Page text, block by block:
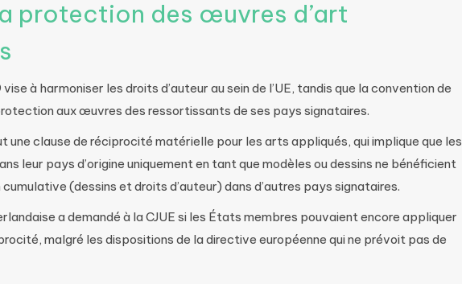
protection des œuvres d’art
à harmoniser les droits d’auteur au sein de l’UE, tandis que la convention de
aux œuvres des ressortissants de ses pays signataires.
une clause de réciprocité matérielle pour les arts appliqués, qui implique que les
leur pays d’origine uniquement en tant que modèles ou dessins ne bénéficient
(dessins et droits d’auteur) dans d’autres pays signataires.
a demandé à la CJUE si les États membres pouvaient encore appliquer
malgré les dispositions de la directive européenne qui ne prévoit pas de